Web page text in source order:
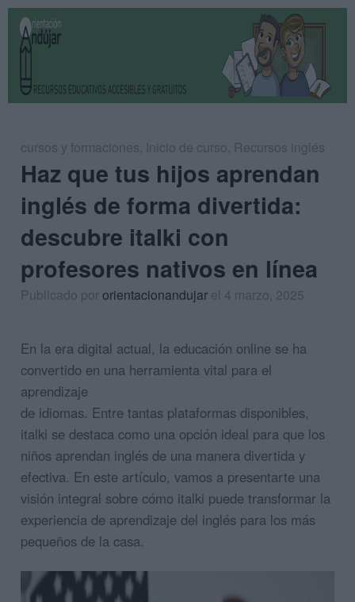
cursos y formaciones, Inicio de curso, Recursos inglés
Haz que tus hijos aprendan
inglés de forma divertida:
descubre italki con
profesores nativos en línea
Publicado pororientacionandujar el 4 marzo, 2025
En la era digital actual, la educación online se ha
convertido en una herramienta vital para el
aprendizaje
de idiomas. Entre tantas plataformas disponibles,
italki se destaca como una opción ideal para que los
niños aprendan inglés de una manera divertida y
efectiva. En este artículo, vamos a presentarte una
visión integral sobre cómo italki puede transformar la
experiencia de aprendizaje del inglés para los más
pequeños de la casa.